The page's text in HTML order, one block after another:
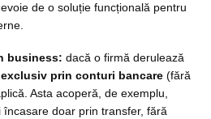
de o soluție funcțională pentru
business: dacă o firmă derulează
prin conturi bancare (fără
Asta acoperă, de exemplu,
doar prin transfer, fără